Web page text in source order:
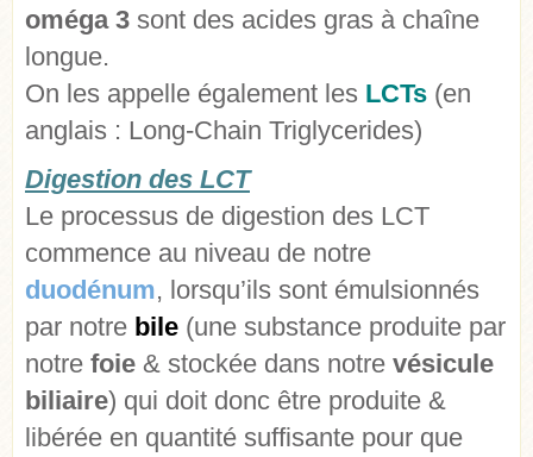
oméga 3 sont des acides gras à chaîne
longue.
On les appelle également les LCTs (en
anglais : Long-Chain Triglycerides)
Digestion des LCT
Le processus de digestion des LCT
commence au niveau de notre
duodénum, lorsqu’ils sont émulsionnés
par notre bile (une substance produite par
notre foie & stockée dans notre vésicule
biliaire) qui doit donc être produite &
libérée en quantité suffisante pour que